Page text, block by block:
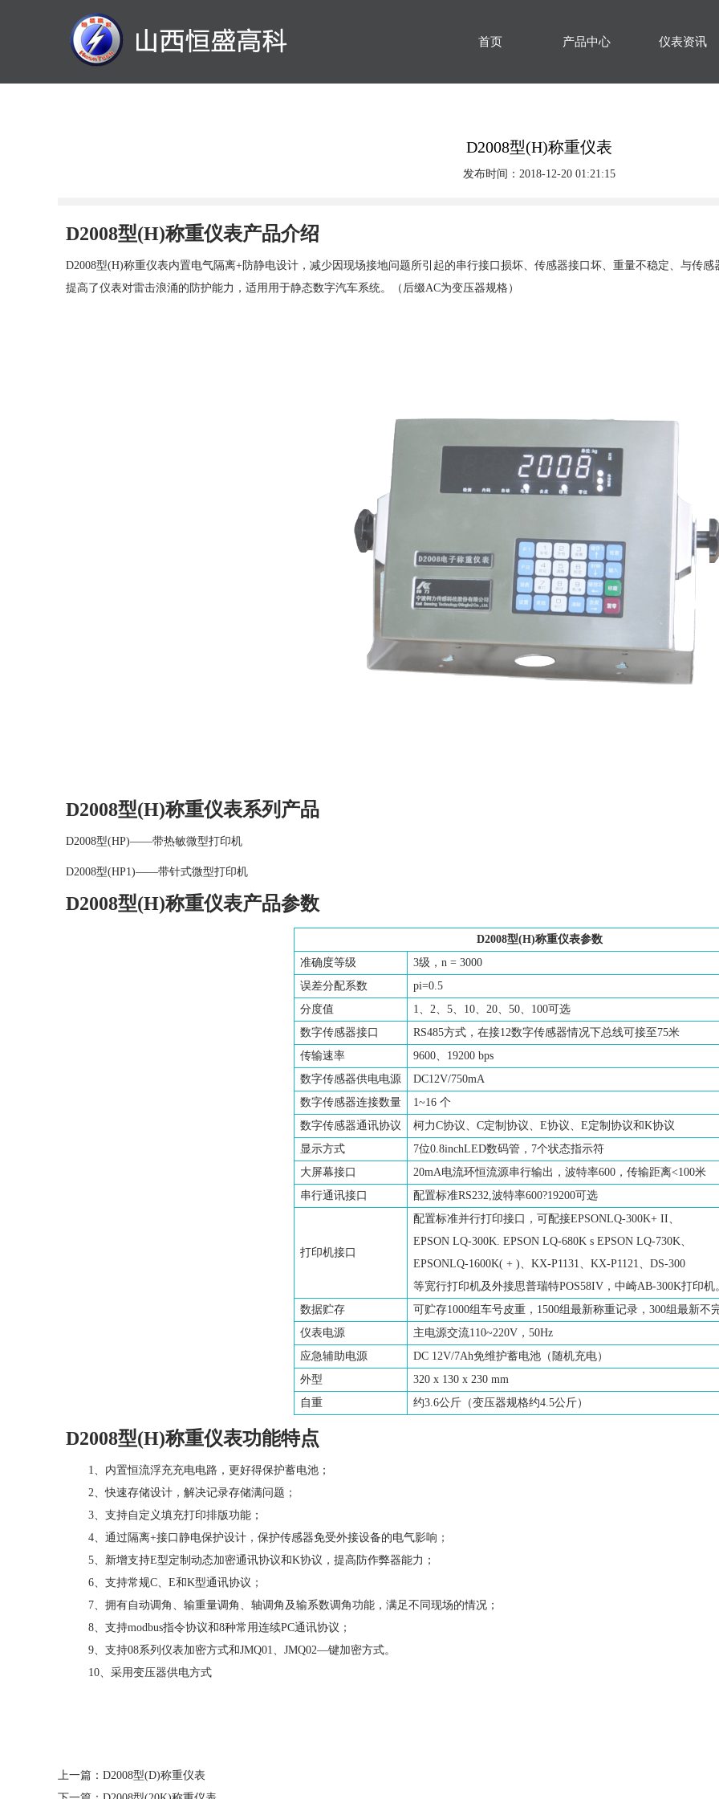
首页 产品中心 仪表资讯
D2008型(H)称重仪表
发布时间：2018-12-20 01:21:15
D2008型(H)称重仪表产品介绍
D2008型(H)称重仪表内置电气隔离+防静电设计，减少因现场接地问题所引起的串行接口损坏、传感器接口坏、重量不稳定、与传
提高了仪表对雷击浪涌的防护能力，适用用于静态数字汽车系统。（后缀AC为变压器规格）
D2008型(H)称重仪表系列产品
D2008型(HP)——带热敏微型打印机
D2008型(HP1)——带针式微型打印机
D2008型(H)称重仪表产品参数
D2008型(H)称重仪表参数
准确度等级
3级，n = 3000
误差分配系数
pi=0.5
分度值
1、2、5、10、20、50、100可选
数字传感器接口
RS485方式，在接12数字传感器情况下总线可接至75米
传输速率
9600、19200 bps
数字传感器供电电源
DC12V/750mA
数字传感器连接数量
1~16 个
数字传感器通讯协议
柯力C协议、C定制协议、E协议、E定制协议和K协议
显示方式
7位0.8inchLED数码管，7个状态指示符
大屏幕接口
20mA电流环恒流源串行输出，波特率600，传输距离<100米
串行通讯接口
配置标准RS232,波特率600?19200可选
打印机接口
配置标准并行打印接口，可配接EPSONLQ-300K+ II、
EPSON LQ-300K. EPSON LQ-680K s EPSON LQ-730K、
EPSONLQ-1600K( + )、KX-P1131、KX-P1121、DS-300
等宽行打印机及外接思普瑞特POS58IV，中崎AB-300K打印机
数据贮存
可贮存1000组车号皮重，1500组最新称重记录，300组最新不
仪表电源
主电源交流110~220V，50Hz
应急辅助电源
DC 12V/7Ah免维护蓄电池（随机充电）
外型
320 x 130 x 230 mm
自重
约3.6公斤（变压器规格约4.5公斤）
D2008型(H)称重仪表功能特点
1、内置恒流浮充充电电路，更好得保护蓄电池；
2、快速存储设计，解决记录存储满问题；
3、支持自定义填充打印排版功能；
4、通过隔离+接口静电保护设计，保护传感器免受外接设备的电气影响；
5、新增支持E型定制动态加密通讯协议和K协议，提高防作弊器能力；
6、支持常规C、E和K型通讯协议；
7、拥有自动调角、输重量调角、轴调角及输系数调角功能，满足不同现场的情况；
8、支持modbus指令协议和8种常用连续PC通讯协议；
9、支持08系列仪表加密方式和JMQ01、JMQ02—键加密方式。
10、采用变压器供电方式
上一篇： D2008型(D)称重仪表